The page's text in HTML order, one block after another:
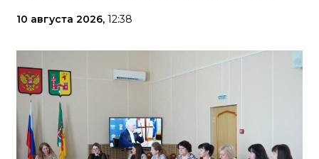
10 августа 2026, 12:38